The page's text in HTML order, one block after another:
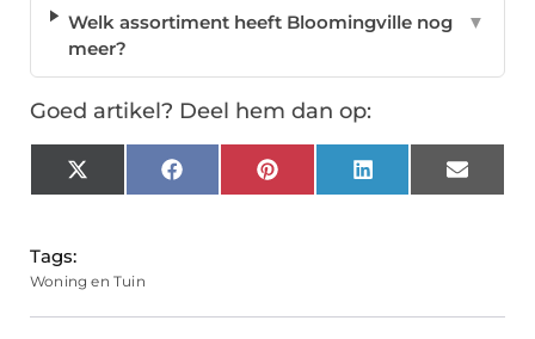
Welk assortiment heeft Bloomingville nog
meer?
▼
Goed artikel? Deel hem dan op:
X
(Twitter)
FacebookPinterest LinkedIn Email
Tags:
Woning en Tuin